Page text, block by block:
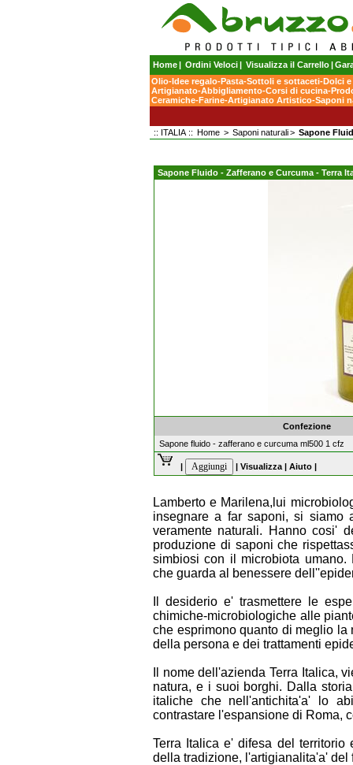
Home| Ordini Veloci| Visualizza il Carrello|
Olio-Idee regalo-Pasta-Sottoli e sottaceti-Dolci
Artigianato-Abbigliamento-Corsi di cucina-
Ceramiche-Farine-Artigianato Artistico-Saponi
:: ITALIA :: Home > Saponi naturali> Sapone
Sapone Fluido - Zafferano e Curcuma - Terra
Confezione
Sapone fluido - zafferano e curcuma ml500 1 cfz
| | Visualizza | Aiuto |
Lamberto e Marilena,lui
insegnare a far saponi, si siamo
veramente naturali. Hanno cosi'
produzione di saponi che
simbiosi con il microbiota
che guarda al benessere
Il desiderio e' trasmettere le
chimiche-microbiologiche alle
che esprimono quanto di meglio
della persona e dei trattamenti
Il nome dell'azienda Terra Italica,
natura, e i suoi borghi. Dalla
italiche che nell'antichita'a' lo
contrastare l'espansione di Roma,
Terra Italica e' difesa del
della tradizione, l'artigianalita'a' del